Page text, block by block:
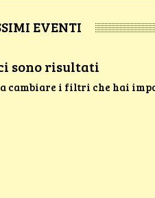
EVENTI
sono risultati
cambiare i filtri che hai